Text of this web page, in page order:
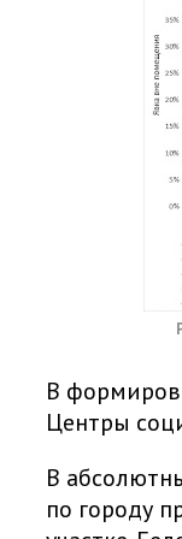
В
Центры
В
по городу